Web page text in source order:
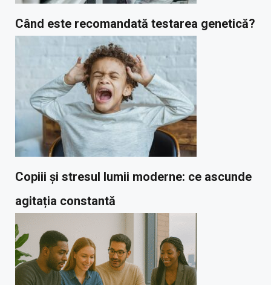
Când este recomandată testarea genetică?
Copiii și stresul lumii moderne: ce ascunde
agitația constantă